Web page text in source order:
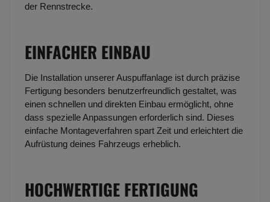
der Rennstrecke.
EINFACHER EINBAU
Die Installation unserer Auspuffanlage ist durch präzise
Fertigung besonders benutzerfreundlich gestaltet, was
einen schnellen und direkten Einbau ermöglicht, ohne
dass spezielle Anpassungen erforderlich sind. Dieses
einfache Montageverfahren spart Zeit und erleichtert die
Aufrüstung deines Fahrzeugs erheblich.
HOCHWERTIGE FERTIGUNG